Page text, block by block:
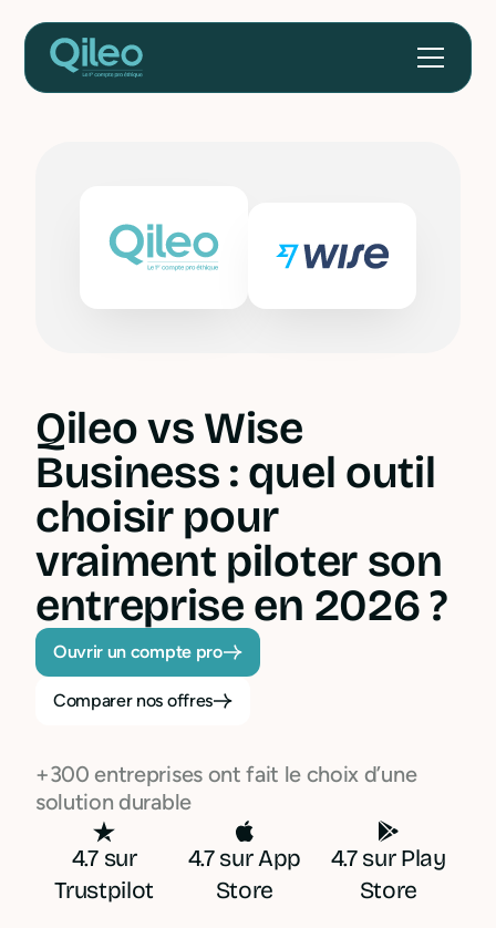
Qileo vs Wise
Business : quel outil
choisir pour
vraiment piloter son
entreprise en 2026 ?
Ouvrir un compte pro
Comparer nos offres
+300 entreprises ont fait le choix d’une
solution durable
4.7 sur
Trustpilot
4.7 sur App
Store
4.7 sur Play
Store